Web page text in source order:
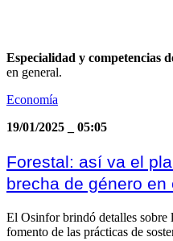
Especialidad y competencias
en general.
Economía
19/01/2025
05:05
Forestal: así va el
brecha de género en
El Osinfor brindó detalles sobre
fomento de las prácticas de